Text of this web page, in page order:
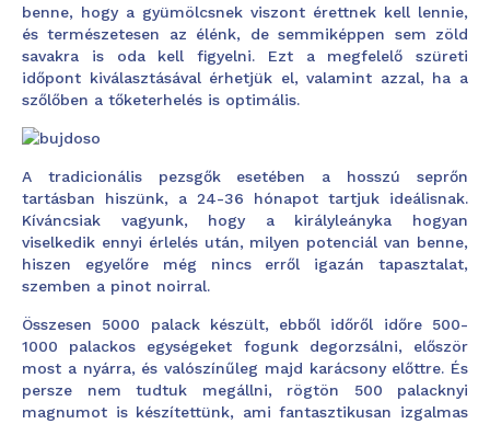
benne, hogy a gyümölcsnek viszont érettnek kell lennie,
és természetesen az élénk, de semmiképpen sem zöld
savakra is oda kell figyelni. Ezt a megfelelő szüreti
időpont kiválasztásával érhetjük el, valamint azzal, ha a
szőlőben a tőketerhelés is optimális.
A tradicionális pezsgők esetében a hosszú seprőn
tartásban hiszünk, a 24-36 hónapot tartjuk ideálisnak.
Kíváncsiak vagyunk, hogy a királyleányka hogyan
viselkedik ennyi érlelés után, milyen potenciál van benne,
hiszen egyelőre még nincs erről igazán tapasztalat,
szemben a pinot noirral.
Összesen 5000 palack készült, ebből időről időre 500-
1000 palackos egységeket fogunk degorzsálni, először
most a nyárra, és valószínűleg majd karácsony előttre. És
persze nem tudtuk megállni, rögtön 500 palacknyi
magnumot is készítettünk, ami fantasztikusan izgalmas